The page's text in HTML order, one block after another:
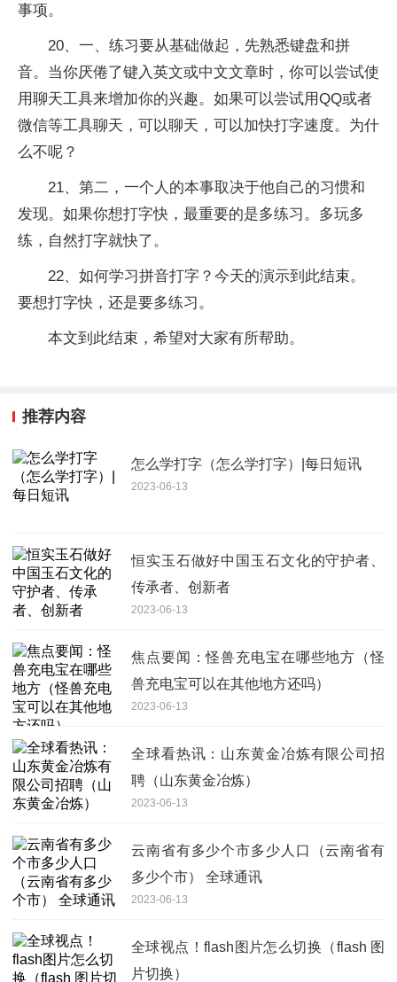
事项。
20、一、练习要从基础做起，先熟悉键盘和拼
音。当你厌倦了键入英文或中文文章时，你可以尝试使
用聊天工具来增加你的兴趣。如果可以尝试用QQ或者
微信等工具聊天，可以聊天，可以加快打字速度。为什
么不呢？
21、第二，一个人的本事取决于他自己的习惯和
发现。如果你想打字快，最重要的是多练习。多玩多
练，自然打字就快了。
22、如何学习拼音打字？今天的演示到此结束。
要想打字快，还是要多练习。
本文到此结束，希望对大家有所帮助。
推荐内容
怎么学打字（怎么学打字）|每日短讯
2023-06-13
恒实玉石做好中国玉石文化的守护者、
传承者、创新者
2023-06-13
焦点要闻：怪兽充电宝在哪些地方（怪
兽充电宝可以在其他地方还吗）
2023-06-13
全球看热讯：山东黄金冶炼有限公司招
聘（山东黄金冶炼）
2023-06-13
云南省有多少个市多少人口（云南省有
多少个市） 全球通讯
2023-06-13
全球视点！flash图片怎么切换（flash 图
片切换）